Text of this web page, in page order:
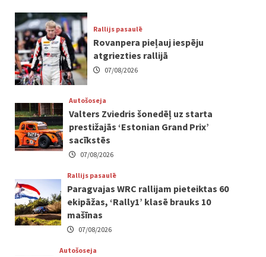
Rallijs pasaulē
Rovanpera pieļauj iespēju
atgriezties rallijā
07/08/2026
Autošoseja
Valters Zviedris šonedēļ uz starta
prestižajās ‘Estonian Grand Prix’
sacīkstēs
07/08/2026
Rallijs pasaulē
Paragvajas WRC rallijam pieteiktas 60
ekipāžas, ‘Rally1’ klasē brauks 10
mašīnas
07/08/2026
Autošoseja